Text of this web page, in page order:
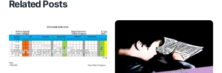
Related Posts